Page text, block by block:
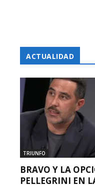
ACTUALIDAD
TRIUNFO
BRAVO Y LA
PELLEGRINI EN